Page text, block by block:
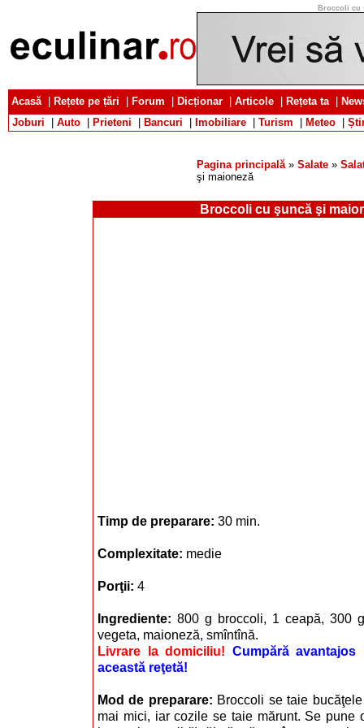
Broccoli cu
Acasă| Rețete pe țări Forum Dicționar Articole Rețeta ta|
Joburi
Auto Prieteni Bancuri Imobiliare Turism Meteo
Pagina principală» Salate »
şi maioneză
Broccoli cu şuncă şi
Timp de preparare: 30 min.
Complexitate: medie
Porţii: 4
Ingrediente: 800 g broccoli, 1 ceapă, 300
vegeta, maioneză, smîntînă.
Livrare la domiciliu! Cumpără avantajos
această reţetă!
Mod de preparare: Broccoli se taie
mai mici, iar cozile se taie mărunt. Se pune